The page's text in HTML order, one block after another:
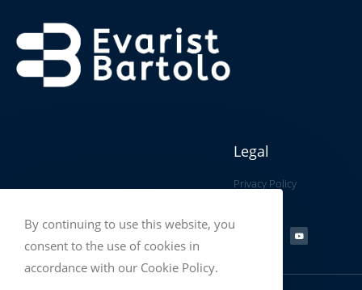
Legal
Privacy Policy
By continuing to use this website, you
consent to the use of cookies in
accordance with our Cookie Policy.